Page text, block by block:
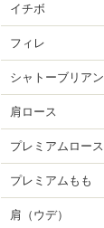
イチボ
フィレ
シャトーブリアン
肩ロース
プレミアムロース
プレミアムもも
肩（ウデ）